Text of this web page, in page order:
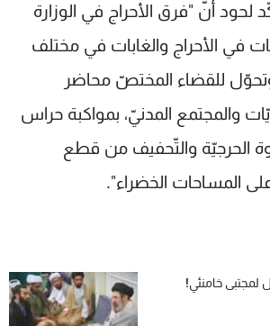
أنّ "فرق الأحراج في الوزارة
في الأحراج والغابات في مختلف
وتحوّل للقضاء المختصّ محاضر
والمجتمع المدنيّ، بمواكبة حراس
الحرجيّة والتّحفيف من قطع
المساحات الخضراء".
لمجتبى خامنئي!